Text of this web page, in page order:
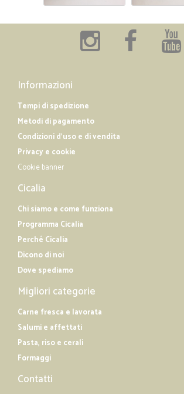
Informazioni
Tempi di spedizione
Metodi di pagamento
Condizioni d'uso e di vendita
Privacy e cookie
Cookie banner
Cicalia
Chi siamo e come funziona
Programma Cicalia
Perché Cicalia
Dicono di noi
Dove spediamo
Migliori categorie
Carne fresca e lavorata
Salumi e affettati
Pasta, riso e cerali
Formaggi
Contatti